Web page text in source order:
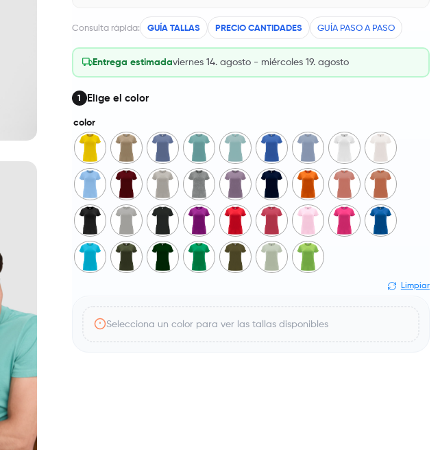
Consulta rápida: GUÍA TALLAS PRECIO CANTIDADES GUÍA PASO A PASO
Entrega estimadaviernes 14. agosto - miércoles 19. agosto
1 Elige el color
color
Limpiar
Selecciona un color para ver las tallas disponibles